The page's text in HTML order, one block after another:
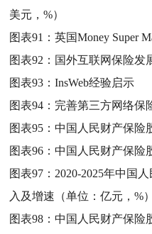
美元，%）
图表91：英国Money Super
图表92： 国外互联网保险发
图表93：InsWeb经验启示
图表94： 完善第三方网络保
图表95：中国人民财产保险
图表96：中国人民财产保险
图表97： 2020-2025年中国
入及增速（单位：亿元，%）
图表98：中国人民财产保险